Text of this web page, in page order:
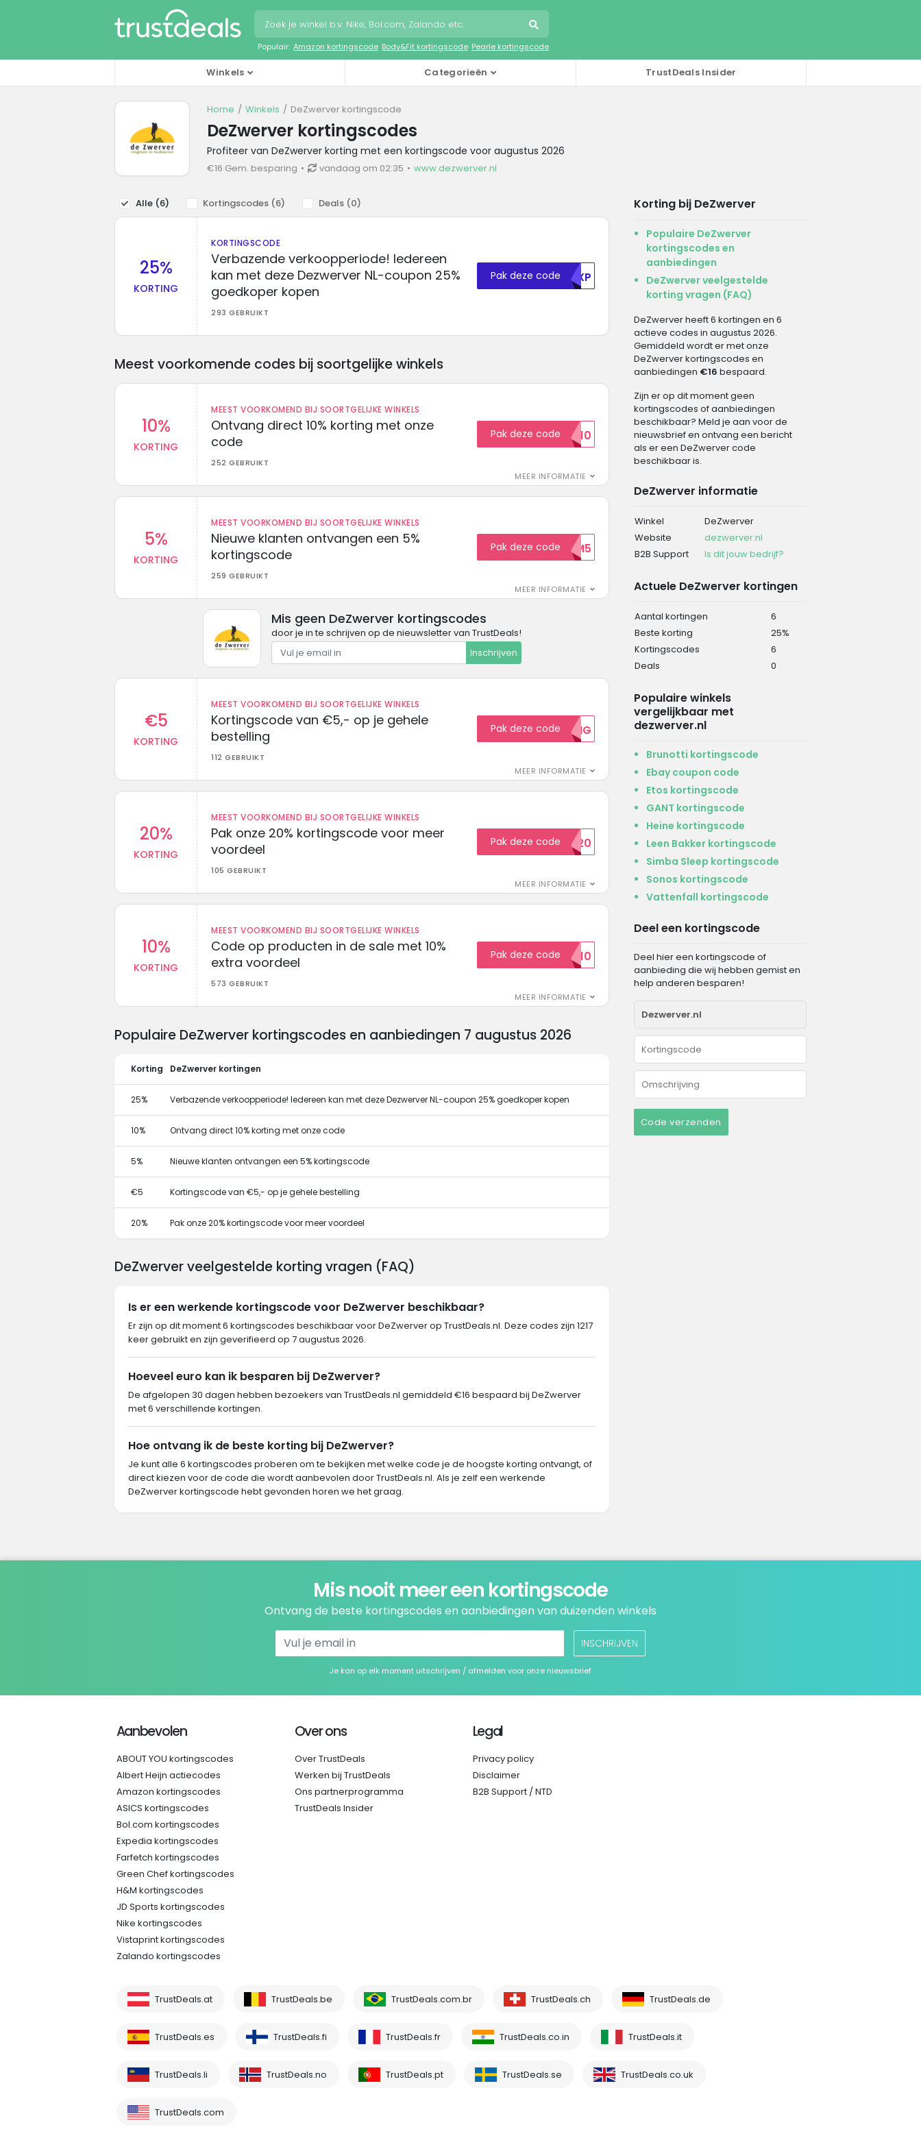
Populair: Amazon kortingscode Body&Fit kortingscode Pearle kortingscode
Winkels Categorieën TrustDeals Insider
Home Winkels DeZwerver kortingscode
DeZwerver kortingscodes
Profiteer van DeZwerver korting met een kortingscode voor augustus 2026
€16 Gem. besparing vandaag om 02:35 www.dezwerver.nl
Alle (6) Kortingscodes (6) Deals (0)
25%
KORTING
KORTINGSCODE
Verbazende verkoopperiode! Iedereen
kan met deze Dezwerver NL-coupon 25%
goedkoper kopen
293 GEBRUIKT
Pak deze code UKXP
Meest voorkomende codes bij soortgelijke winkels
10%
KORTING
MEEST VOORKOMEND BIJ SOORTGELIJKE WINKELS
Ontvang direct 10% korting met onze
code
252 GEBRUIKT
MEER INFORMATIE
Pak deze codeEXTRA10
5%
KORTING
MEEST VOORKOMEND BIJ SOORTGELIJKE WINKELS
Nieuwe klanten ontvangen een 5%
kortingscode
259 GEBRUIKT
MEER INFORMATIE
Pak deze codeWELKOM5
Mis geen DeZwerver kortingscodes
door je in te schrijven op de nieuwsletter van TrustDeals!
Inschrijven
€5
KORTING
MEEST VOORKOMEND BIJ SOORTGELIJKE WINKELS
Kortingscode van €5,- op je gehele
bestelling
112 GEBRUIKT
MEER INFORMATIE
Pak deze code5KORTING
20%
KORTING
MEEST VOORKOMEND BIJ SOORTGELIJKE WINKELS
Pak onze 20% kortingscode voor meer
voordeel
105 GEBRUIKT
MEER INFORMATIE
Pak deze codeEXTRA20
10%
KORTING
MEEST VOORKOMEND BIJ SOORTGELIJKE WINKELS
Code op producten in de sale met 10%
extra voordeel
573 GEBRUIKT
MEER INFORMATIE
Pak deze codeSALE10
Korting bij DeZwerver
Populaire DeZwerver
kortingscodes en
aanbiedingen
DeZwerver veelgestelde
korting vragen (FAQ)
DeZwerver heeft 6 kortingen en 6
actieve codes in augustus 2026.
Gemiddeld wordt er met onze
DeZwerver kortingscodes en
aanbiedingen €16 bespaard.
Zijn er op dit moment geen
kortingscodes of aanbiedingen
beschikbaar? Meld je aan voor de
nieuwsbrief en ontvang een bericht
als er een DeZwerver code
beschikbaar is.
DeZwerver informatie
Winkel
DeZwerver
Website
dezwerver.nl
B2B Support
Is dit jouw bedrijf?
Actuele DeZwerver kortingen
Aantal kortingen
6
Beste korting
25%
Kortingscodes
6
Deals
0
Populaire winkels
vergelijkbaar met
dezwerver.nl
Brunotti kortingscode
Ebay coupon code
Etos kortingscode
GANT kortingscode
Heine kortingscode
Leen Bakker kortingscode
Simba Sleep kortingscode
Sonos kortingscode
Vattenfall kortingscode
Deel een kortingscode
Deel hier een kortingscode of
aanbieding die wij hebben gemist en
help anderen besparen!
Code verzenden
Populaire DeZwerver kortingscodes en aanbiedingen 7 augustus 2026
Korting DeZwerver kortingen
25% Verbazende verkoopperiode! Iedereen kan met deze Dezwerver NL-coupon 25% goedkoper kopen
10% Ontvang direct 10% korting met onze code
5% Nieuwe klanten ontvangen een 5% kortingscode
€5 Kortingscode van €5,- op je gehele bestelling
20% Pak onze 20% kortingscode voor meer voordeel
DeZwerver veelgestelde korting vragen (FAQ)
Is er een werkende kortingscode voor DeZwerver beschikbaar?
Er zijn op dit moment 6 kortingscodes beschikbaar voor DeZwerver op TrustDeals.nl. Deze codes zijn 1217
keer gebruikt en zijn geverifieerd op 7 augustus 2026.
Hoeveel euro kan ik besparen bij DeZwerver?
De afgelopen 30 dagen hebben bezoekers van TrustDeals.nl gemiddeld €16 bespaard bij DeZwerver
met 6 verschillende kortingen.
Hoe ontvang ik de beste korting bij DeZwerver?
Je kunt alle 6 kortingscodes proberen om te bekijken met welke code je de hoogste korting ontvangt, of
direct kiezen voor de code die wordt aanbevolen door TrustDeals.nl. Als je zelf een werkende
DeZwerver kortingscode hebt gevonden horen we het graag.
Mis nooit meer een kortingscode
Ontvang de beste kortingscodes en aanbiedingen van duizenden winkels
INSCHRIJVEN
Je kan op elk moment uitschrijven / afmelden voor onze nieuwsbrief
Aanbevolen
ABOUT YOU kortingscodes
Albert Heijn actiecodes
Amazon kortingscodes
ASICS kortingscodes
Bol.com kortingscodes
Expedia kortingscodes
Farfetch kortingscodes
Green Chef kortingscodes
H&M kortingscodes
JD Sports kortingscodes
Nike kortingscodes
Vistaprint kortingscodes
Zalando kortingscodes
Over ons
Over TrustDeals
Werken bij TrustDeals
Ons partnerprogramma
TrustDeals Insider
Legal
Privacy policy
Disclaimer
B2B Support / NTD
TrustDeals.at TrustDeals.be TrustDeals.com.br TrustDeals.ch TrustDeals.de
TrustDeals.es TrustDeals.fi TrustDeals.fr TrustDeals.co.in TrustDeals.it
TrustDeals.li TrustDeals.no TrustDeals.pt TrustDeals.se TrustDeals.co.uk
TrustDeals.com